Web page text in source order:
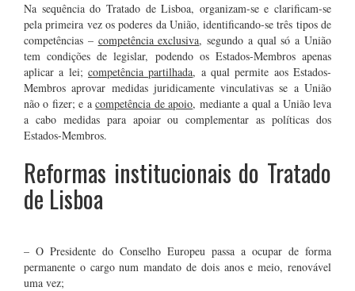
Na sequência do Tratado de Lisboa, organizam-se e clarificam-se
pela primeira vez os poderes da União, identificando-se três tipos de
competências – competência exclusiva, segundo a qual só a União
tem condições de legislar, podendo os Estados-Membros apenas
aplicar a lei; competência partilhada, a qual permite aos Estados-
Membros aprovar medidas juridicamente vinculativas se a União
não o fizer; e acompetência de apoio, mediante a qual a União leva
a cabo medidas para apoiar ou complementar as políticas dos
Estados-Membros.
Reformas institucionais do Tratado
de Lisboa
– O Presidente do Conselho Europeu passa a ocupar de forma
permanente o cargo num mandato de dois anos e meio, renovável
uma vez;